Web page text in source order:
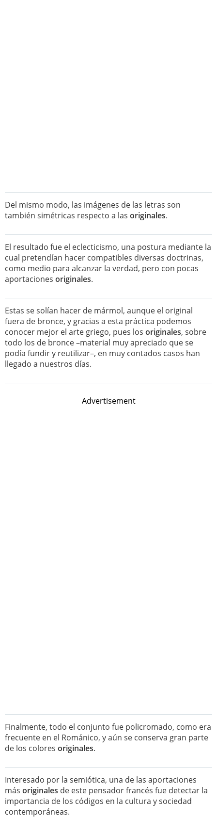
Del mismo modo, las imágenes de las letras son
también simétricas respecto a las originales.
El resultado fue el eclecticismo, una postura mediante la
cual pretendían hacer compatibles diversas doctrinas,
como medio para alcanzar la verdad, pero con pocas
aportaciones originales.
Estas se solían hacer de mármol, aunque el original
fuera de bronce, y gracias a esta práctica podemos
conocer mejor el arte griego, pues los originales, sobre
todo los de bronce –material muy apreciado que se
podía fundir y reutilizar–, en muy contados casos han
llegado a nuestros días.
Advertisement
Finalmente, todo el conjunto fue policromado, como era
frecuente en el Románico, y aún se conserva gran parte
de los colores originales.
Interesado por la semiótica, una de las aportaciones
más originales de este pensador francés fue detectar la
importancia de los códigos en la cultura y sociedad
contemporáneas.